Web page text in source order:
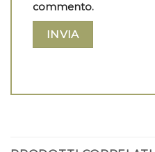
commento.